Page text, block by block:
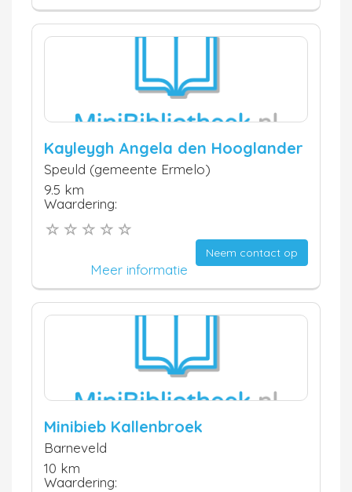
Kayleygh Angela den Hooglander
Speuld (gemeente Ermelo)
9.5 km
Waardering:
Neem contact op
Meer informatie
Minibieb Kallenbroek
Barneveld
10 km
Waardering: